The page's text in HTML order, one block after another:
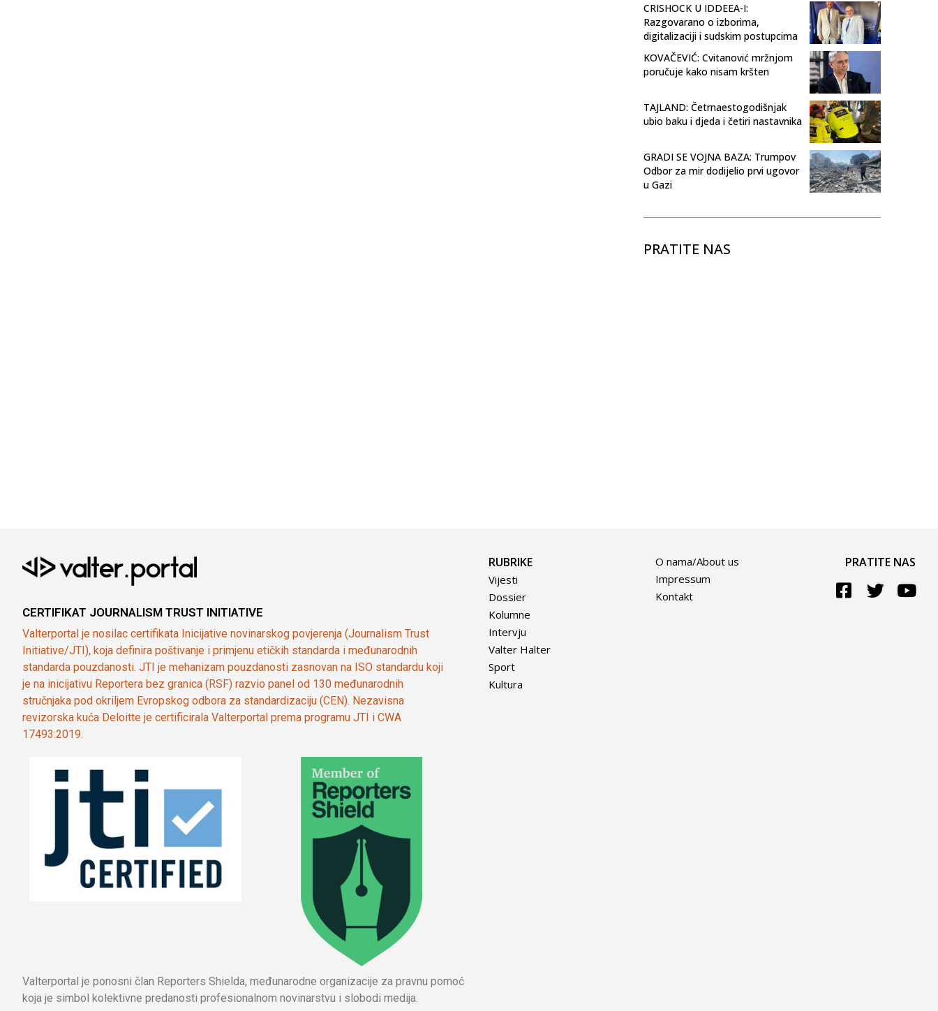
CRISHOCK U IDDEEA-I:
Razgovarano o izborima,
digitalizaciji i sudskim postupcima
KOVAČEVIĆ: Cvitanović mržnjom
poručuje kako nisam kršten
TAJLAND: Četrnaestogodišnjak
ubio baku i djeda i četiri nastavnika
GRADI SE VOJNA BAZA: Trumpov
Odbor za mir dodijelio prvi ugovor
u Gazi
PRATITE NAS
CERTIFIKAT JOURNALISM TRUST INITIATIVE
Valterportal je nosilac certifikata Inicijative novinarskog povjerenja (Journalism Trust
Initiative/JTI), koja definira poštivanje i primjenu etičkih standarda i međunarodnih
standarda pouzdanosti. JTI je mehanizam pouzdanosti zasnovan na ISO standardu koji
je na inicijativu Reportera bez granica (RSF) razvio panel od 130 međunarodnih
stručnjaka pod okriljem Evropskog odbora za standardizaciju (CEN). Nezavisna
revizorska kuća Deloitte je certificirala Valterportal prema programu JTI i CWA
17493:2019.
Valterportal je ponosni član Reporters Shielda, međunarodne organizacije za pravnu pomoć
koja je simbol kolektivne predanosti profesionalnom novinarstvu i slobodi medija.
RUBRIKE
Vijesti
Dossier
Kolumne
Intervju
Valter Halter
Sport
Kultura
O nama/About us
Impressum
Kontakt
PRATITE NAS